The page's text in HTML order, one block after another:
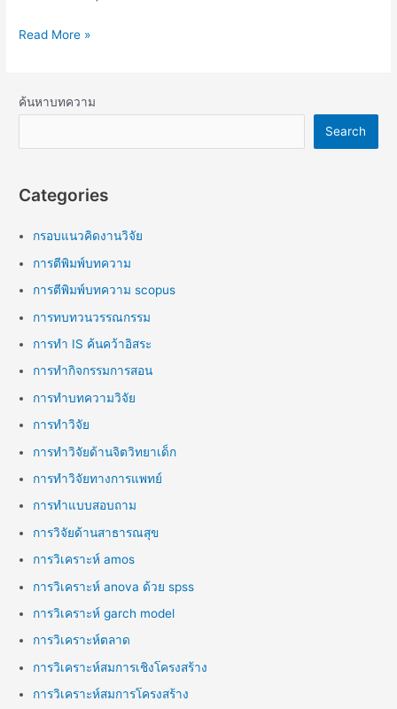
Read More »
ค้นหาบทความ
Search
Categories
กรอบแนวคิดงานวิจัย
การตีพิมพ์บทความ
การตีพิมพ์บทความ scopus
การทบทวนวรรณกรรม
การทำ IS ค้นคว้าอิสระ
การทำกิจกรรมการสอน
การทำบทความวิจัย
การทำวิจัย
การทำวิจัยด้านจิตวิทยาเด็ก
การทำวิจัยทางการแพทย์
การทำแบบสอบถาม
การวิจัยด้านสาธารณสุข
การวิเคราะห์ amos
การวิเคราะห์ anova ด้วย spss
การวิเคราะห์ garch model
การวิเคราะห์ตลาด
การวิเคราะห์สมการเชิงโครงสร้าง
การวิเคราะห์สมการโครงสร้าง